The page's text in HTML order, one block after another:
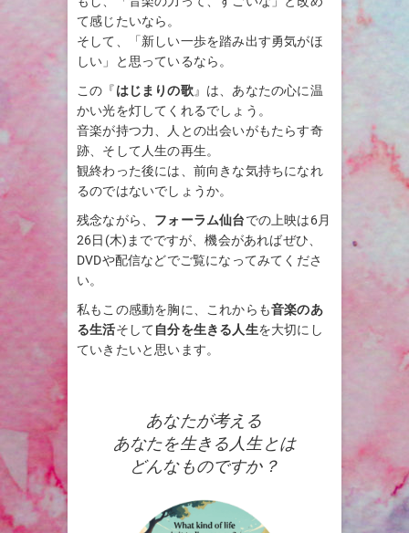
て感じたいなら。
そして、「新しい一歩を踏み出す勇気がほ
しい」と思っているなら。
この『はじまりの歌』は、あなたの心に温
かい光を灯してくれるでしょう。
音楽が持つ力、人との出会いがもたらす奇
跡、そして人生の再生。
観終わった後には、前向きな気持ちになれ
るのではないでしょうか。
残念ながら、 フォーラム仙台での上映は6月
26日(木)までですが、機会があればぜひ、
DVDや配信などでご覧になってみてくださ
い。
私もこの感動を胸に、これからも音楽のあ
る生活そして自分を生きる人生を大切にし
ていきたいと思います。
あなたが考える
あなたを生きる人生とは
どんなものですか？